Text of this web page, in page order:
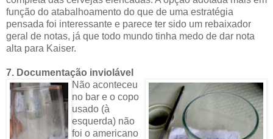
função do atabalhoamento do que de uma estratégia
pensada foi interessante e parece ter sido um rebaixador
geral de notas, já que todo mundo tinha medo de dar nota
alta para Kaiser.
7. Documentação inviolável
Não aconteceu
no bar e o copo
usado (à
esquerda) não
foi o americano